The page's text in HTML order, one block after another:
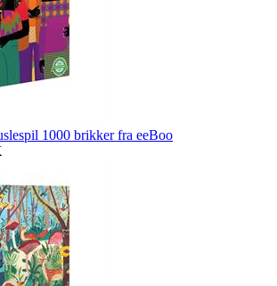
1000 brikker fra eeBoo